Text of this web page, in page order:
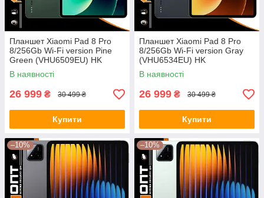
Планшет Xiaomi Pad 8 Pro
8/256Gb Wi-Fi version Pine
Green (VHU6509EU) HK
В наявності
26 999 ₴ 30 499 ₴
Купити
Планшет Xiaomi Pad 8 Pro
8/256Gb Wi-Fi version Gray
(VHU6534EU) HK
В наявності
26 999 ₴ 30 499 ₴
Купити
–10% –10%